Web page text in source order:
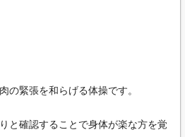
の緊張を和らげる体操です。
と確認することで身体が楽な方を覚